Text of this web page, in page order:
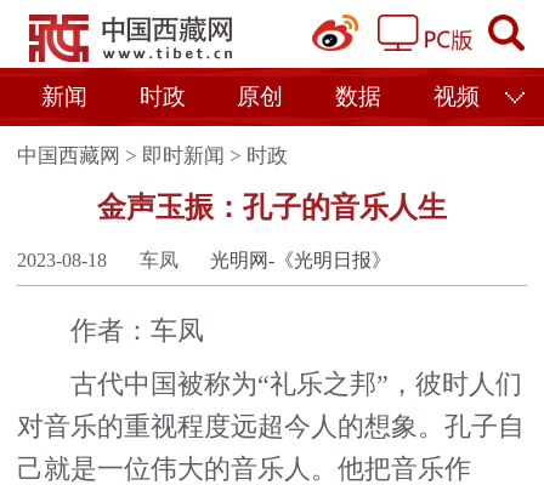
新闻 时政 原创 数据 视频
中国西藏网 > 即时新闻 > 时政
金声玉振：孔子的音乐人生
2023-08-18 车凤 光明网-《光明日报》
作者：车凤
古代中国被称为“礼乐之邦”，彼时人们
对音乐的重视程度远超今人的想象。孔子自
己就是一位伟大的音乐人。他把音乐作